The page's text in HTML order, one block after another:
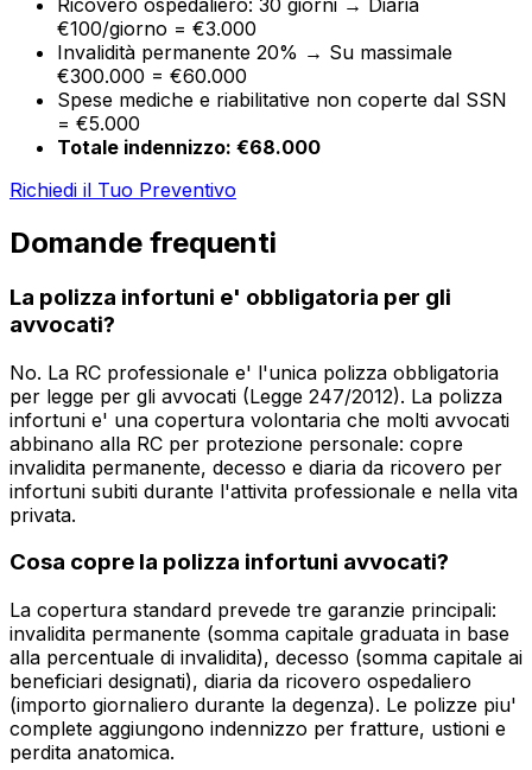
Ricovero ospedaliero: 30 giorni → Diaria
€100/giorno = €3.000
Invalidità permanente 20% → Su massimale
€300.000 = €60.000
Spese mediche e riabilitative non coperte dal SSN
= €5.000
Totale indennizzo: €68.000
Richiedi il Tuo Preventivo
Domande frequenti
La polizza infortuni e' obbligatoria per gli
avvocati?
No. La RC professionale e' l'unica polizza obbligatoria
per legge per gli avvocati (Legge 247/2012). La polizza
infortuni e' una copertura volontaria che molti avvocati
abbinano alla RC per protezione personale: copre
invalidita permanente, decesso e diaria da ricovero per
infortuni subiti durante l'attivita professionale e nella vita
privata.
Cosa copre la polizza infortuni avvocati?
La copertura standard prevede tre garanzie principali:
invalidita permanente (somma capitale graduata in base
alla percentuale di invalidita), decesso (somma capitale ai
beneficiari designati), diaria da ricovero ospedaliero
(importo giornaliero durante la degenza). Le polizze piu'
complete aggiungono indennizzo per fratture, ustioni e
perdita anatomica.